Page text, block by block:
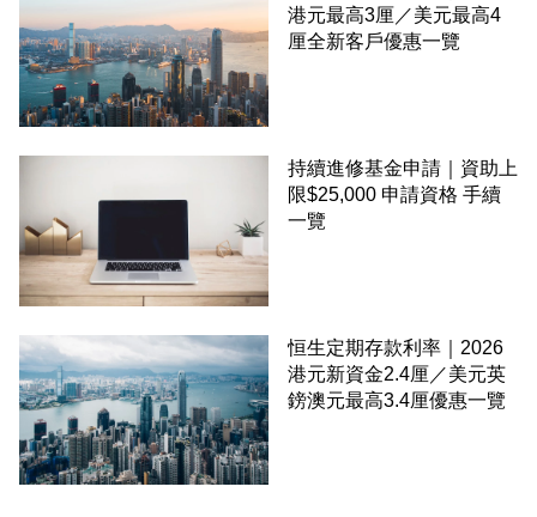
港元最高3厘／美元最高4
厘全新客戶優惠一覽
持續進修基金申請｜資助上
限$25,000 申請資格 手續
一覽
恒生定期存款利率｜2026
港元新資金2.4厘／美元英
鎊澳元最高3.4厘優惠一覽